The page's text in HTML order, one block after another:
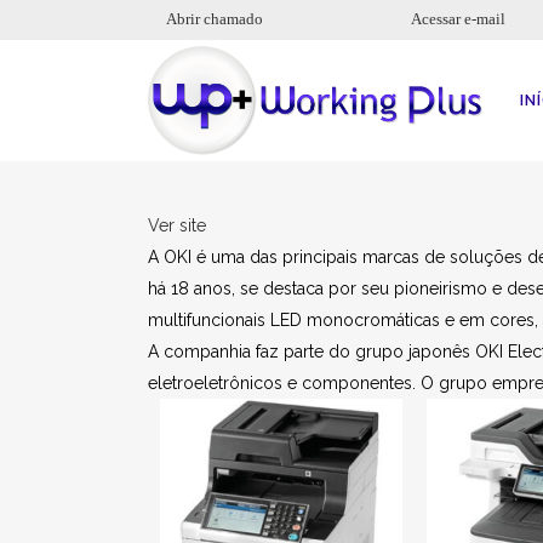
Abrir chamado Acessar e-mail
Ver site
A OKI é uma das principais marcas de soluções
há 18 anos, se destaca por seu pioneirismo e
multifuncionais LED monocromáticas e em cores,
A companhia faz parte do grupo japonês OKI
eletroeletrônicos e componentes. O grupo